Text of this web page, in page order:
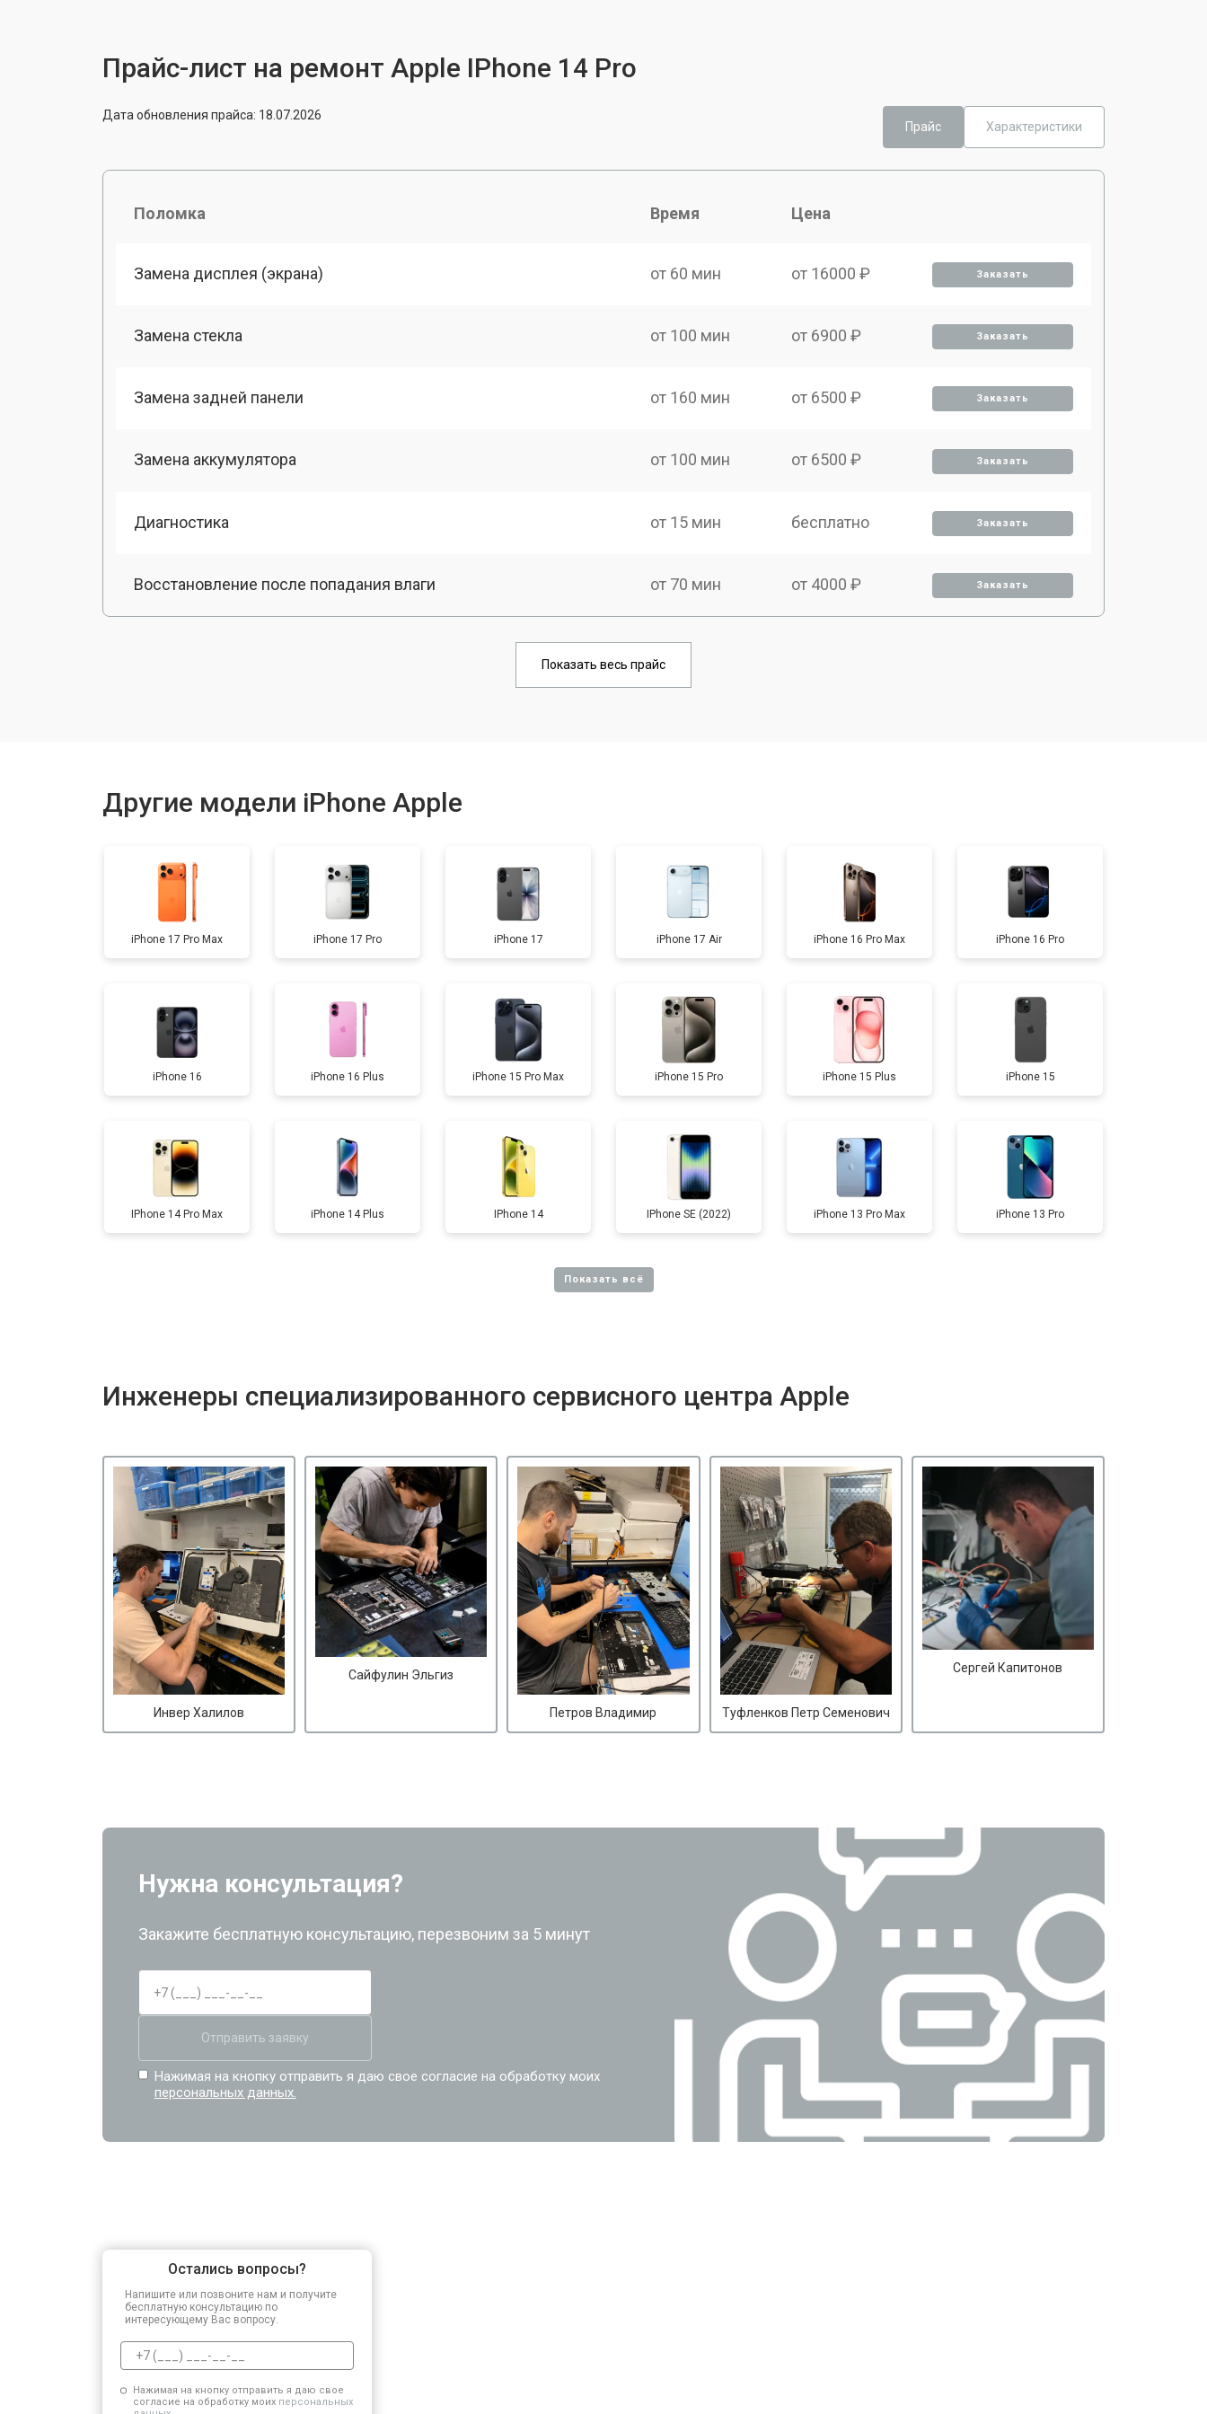
Прайс-лист на ремонт Apple IPhone 14 Pro
Дата обновления прайса: 18.07.2026
Прайс
Характеристики
Поломка Время Цена
Замена дисплея (экрана) от 60 мин от 16000 ₽ Заказать
Замена стекла от 100 мин от 6900 ₽ Заказать
Замена задней панели от 160 мин от 6500 ₽ Заказать
Замена аккумулятора от 100 мин от 6500 ₽ Заказать
Диагностика от 15 мин бесплатно Заказать
Восстановление после попадания влаги от 70 мин от 4000 ₽ Заказать
от 120 мин
Замена микрофона от 60 мин от 8000 ₽ Заказать
Замена камеры от 40 мин от 12000 ₽ Заказать
Замена материнской платы от 60 мин от 15900 ₽
Ремонт FaceID от 90 мин от 5500 ₽ Заказать
Показать весь прайс
Другие модели iPhone Apple
iPhone 17 Pro Max iPhone 17 Pro iPhone 17 iPhone 17 Air iPhone 16 Pro Max iPhone 16 Pro
iPhone 16 iPhone 16 Plus iPhone 15 Pro Max iPhone 15 Pro iPhone 15 Plus iPhone 15
IPhone 14 Pro Max iPhone 14 Plus IPhone 14 IPhone SE (2022) iPhone 13 Pro Max iPhone 13 Pro
Инженеры специализированного сервисного центра Apple
Инвер Халилов
Сайфулин Эльгиз
Петров Владимир Туфленков Петр Семенович
Сергей Капитонов
Нужна консультация?
Закажите бесплатную консультацию, перезвоним за 5 минут
Отправить заявку
Нажимая на кнопку отправить я даю свое согласие на обработку моих
персональных данных.
Остались вопросы?
Напишите или позвоните нам и получите
бесплатную консультацию по
интересующему Вас вопросу.
Нажимая на кнопку отправить я даю свое
согласие на обработку моих персональных